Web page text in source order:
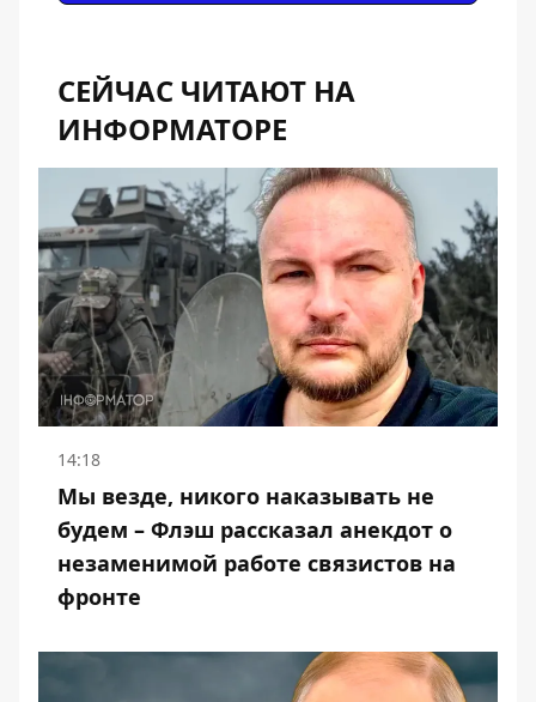
СЕЙЧАС ЧИТАЮТ НА
ИНФОРМАТОРЕ
14:18
Мы везде, никого наказывать не
будем – Флэш рассказал анекдот о
незаменимой работе связистов на
фронте